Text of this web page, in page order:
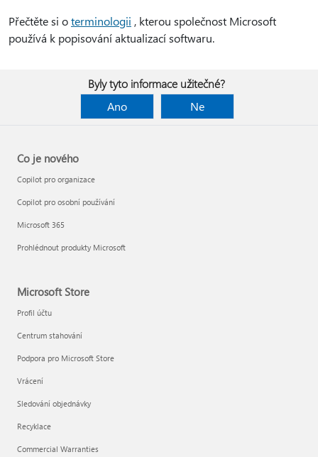
Přečtěte si oterminologii , kterou společnost Microsoft
používá k popisování aktualizací softwaru.
Byly tyto informace užitečné?
Ano
Ne
Co je nového
Copilot pro organizace
Copilot pro osobní používání
Microsoft 365
Prohlédnout produkty Microsoft
Microsoft Store
Profil účtu
Centrum stahování
Podpora pro Microsoft Store
Vrácení
Sledování objednávky
Recyklace
Commercial Warranties